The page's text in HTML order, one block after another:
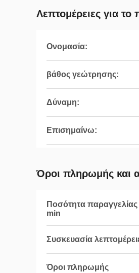
Λεπτομέρειες για το
Ονομασία:
βάθος γεώτρησης:
Δύναμη:
Επισημαίνω:
Όροι πληρωμής και
Ποσότητα παραγγελίας
min
Συσκευασία
Όροι πληρωμής